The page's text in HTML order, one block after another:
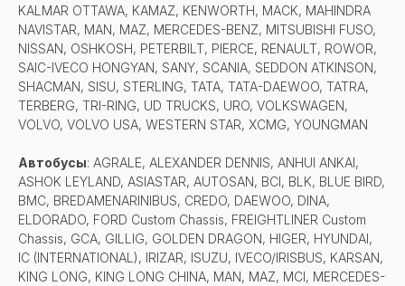
KALMAR OTTAWA, KAMAZ, KENWORTH, MACK, MAHINDRA
NAVISTAR, MAN, MAZ, MERCEDES-BENZ, MITSUBISHI FUSO,
NISSAN, OSHKOSH, PETERBILT, PIERCE, RENAULT, ROWOR,
SAIC-IVECO HONGYAN, SANY, SCANIA, SEDDON ATKINSON,
SHACMAN, SISU, STERLING, TATA, TATA-DAEWOO, TATRA,
TERBERG, TRI-RING, UD TRUCKS, URO, VOLKSWAGEN,
VOLVO, VOLVO USA, WESTERN STAR, XCMG, YOUNGMAN
Автобусы: AGRALE, ALEXANDER DENNIS, ANHUI ANKAI,
ASHOK LEYLAND, ASIASTAR, AUTOSAN, BCI, BLK, BLUE BIRD,
BMC, BREDAMENARINIBUS, CREDO, DAEWOO, DINA,
ELDORADO, FORD Custom Chassis, FREIGHTLINER Custom
Chassis, GCA, GILLIG, GOLDEN DRAGON, HIGER, HYUNDAI,
IC (INTERNATIONAL), IRIZAR, ISUZU, IVECO/IRISBUS, KARSAN,
KING LONG, KING LONG CHINA, MAN, MAZ, MCI, MERCEDES-